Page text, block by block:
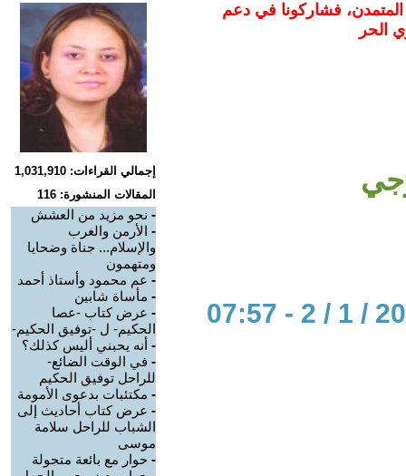
المتمدن، فشاركونا في دعم
الحر
إجمالي القراءات: 1,031,910
المقالات المنشورة: 116
- نحو مزيد من العشش
- الأرمن والغرب
والإسلام... جناة وضحايا
ومتهمون
- عم محمود وأستاذ أحمد
- مأساة شابين
- عرض كتاب -عصا
الحكيم- ل -توفيق الحكيم-
- أنه يحبني أليس كذلك؟
- في الوقت الضائع-
للراحل توفيق الحكيم
- مكتئبات بدعوى الأمومة
- عرض كتاب أحاديث إلى
الشباب للراحل سلامة
موسى
- حوار مع بائعة متجولة